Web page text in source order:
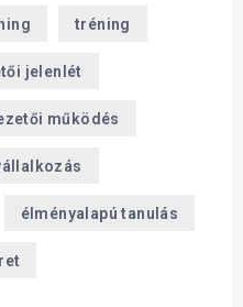
tréning
jelenlét
működés
élményalapú tanulás